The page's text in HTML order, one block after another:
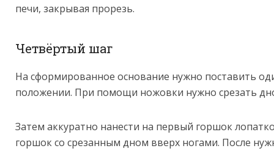
печи, закрывая прорезь.
Четвёртый шаг
На сформированное основание нужно поставить
положении. При помощи ножовки нужно срезать
Затем аккуратно нанести на первый горшок
горшок со срезанным дном вверх ногами. После